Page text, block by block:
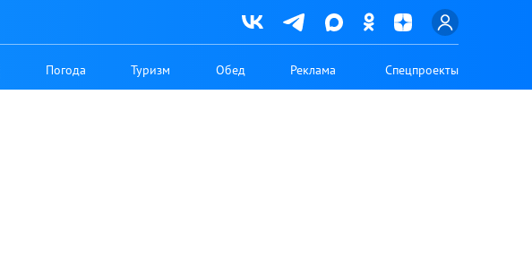
Погода Туризм Обед Реклама Спецпроекты